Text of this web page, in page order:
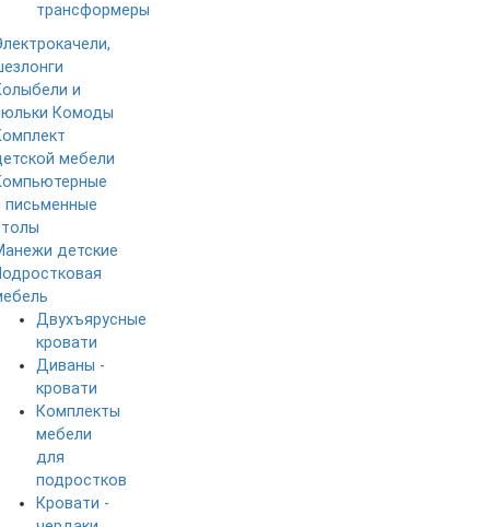
трансформеры
и
Комоды
мебели
письменные
детские
Двухъярусные
кровати
Диваны -
кровати
Комплекты
мебели
для
подростков
Кровати -